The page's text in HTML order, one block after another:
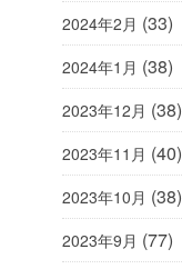
2024年2月 (33)
2024年1月 (38)
2023年12月 (38)
2023年11月 (40)
2023年10月 (38)
2023年9月 (77)